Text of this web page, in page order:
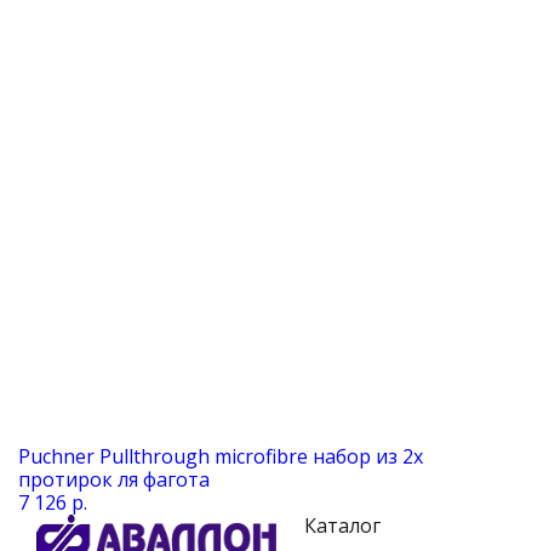
Puchner Pullthrough microfibre набор из 2х
протирок ля фагота
7 126 р.
Каталог